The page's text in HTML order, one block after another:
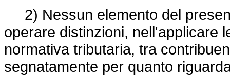
2) Nessun elemento del
operare distinzioni, nell'applicare
normativa tributaria, tra
segnatamente per quanto